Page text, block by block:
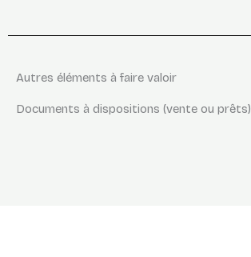
Autres éléments à faire valoir
Documents à dispositions (vente ou prêts)